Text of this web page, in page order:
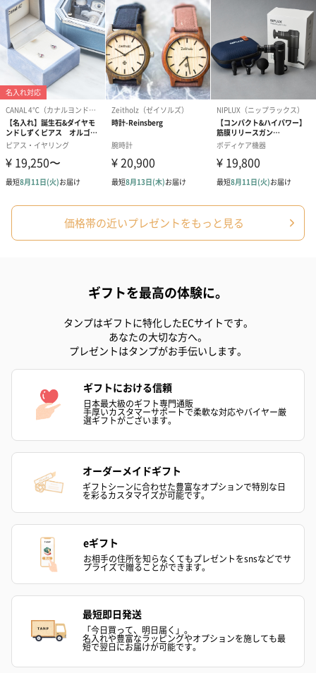
価格帯の近いプレゼントをもっと見る
ギフトを最高の体験に。
タンプはギフトに特化したECサイトです。
あなたの大切な方へ。
プレゼントはタンプがお手伝いします。
ギフトにおける信頼
日本最大級のギフト専門通販
手厚いカスタマーサポートで柔軟な対応やバイヤー厳
選ギフトがございます。
オーダーメイドギフト
ギフトシーンに合わせた豊富なオプションで特別な日
を彩るカスタマイズが可能です。
eギフト
お相手の住所を知らなくてもプレゼントをsnsなどでサ
プライズで贈ることができます。
最短即日発送
「今日買って、明日届く」。
名入れや豊富なラッピングやオプションを施しても最
短で翌日にお届けが可能です。